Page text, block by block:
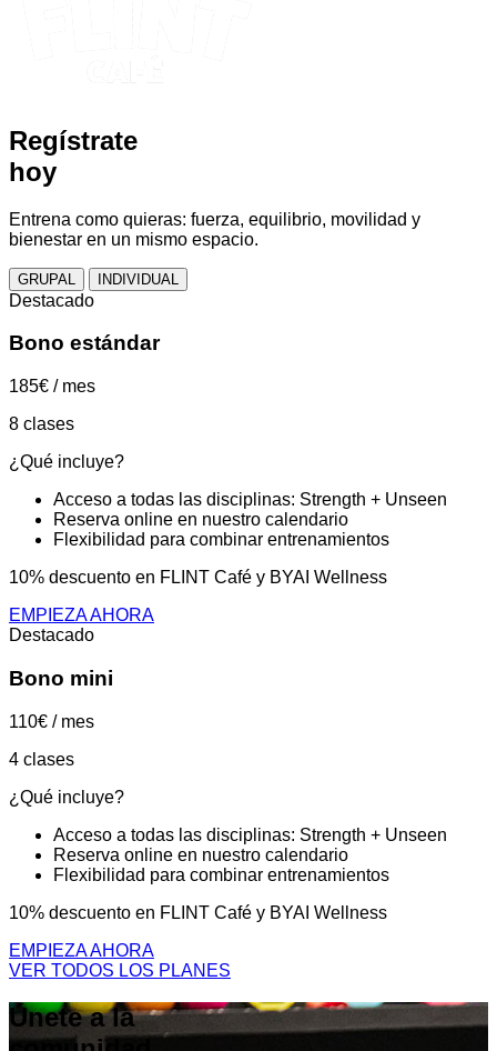
Regístrate
hoy
Entrena como quieras: fuerza, equilibrio, movilidad y
bienestar en un mismo espacio.
GRUPAL INDIVIDUAL
Destacado
Bono estándar
185€ / mes
8 clases
¿Qué incluye?
Acceso a todas las disciplinas: Strength + Unseen
Reserva online en nuestro calendario
Flexibilidad para combinar entrenamientos
10% descuento en FLINT Café y BYAI Wellness
EMPIEZA AHORA
Destacado
Bono mini
110€ / mes
4 clases
¿Qué incluye?
Acceso a todas las disciplinas: Strength + Unseen
Reserva online en nuestro calendario
Flexibilidad para combinar entrenamientos
10% descuento en FLINT Café y BYAI Wellness
EMPIEZA AHORA
VER TODOS LOS PLANES
Únete a la